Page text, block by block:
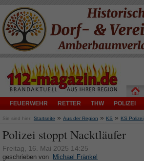
FEUERWEHR RETTER THW POLIZEI
Sie sind hier: Startseite » Aus der Region » KS » KS Polizei
Polizei stoppt Nacktläufer
Freitag, 16. Mai 2025 14:25
geschrieben von Michael Fränkel